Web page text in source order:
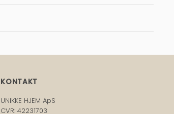
KONTAKT
UNIKKE HJEM ApS
CVR: 42231703